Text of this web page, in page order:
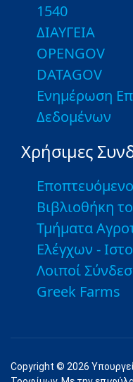
1540
ΔΙΑΥΓΕΙΑ
OPENGOV
DATAGOV
Ενημέρωση
Δεδομένων
Χρήσιμες
Βιβλιοθήκη
Τμήματα
Ελέγχων -
Λοιποί
Greek Farms
Copyright © 2026